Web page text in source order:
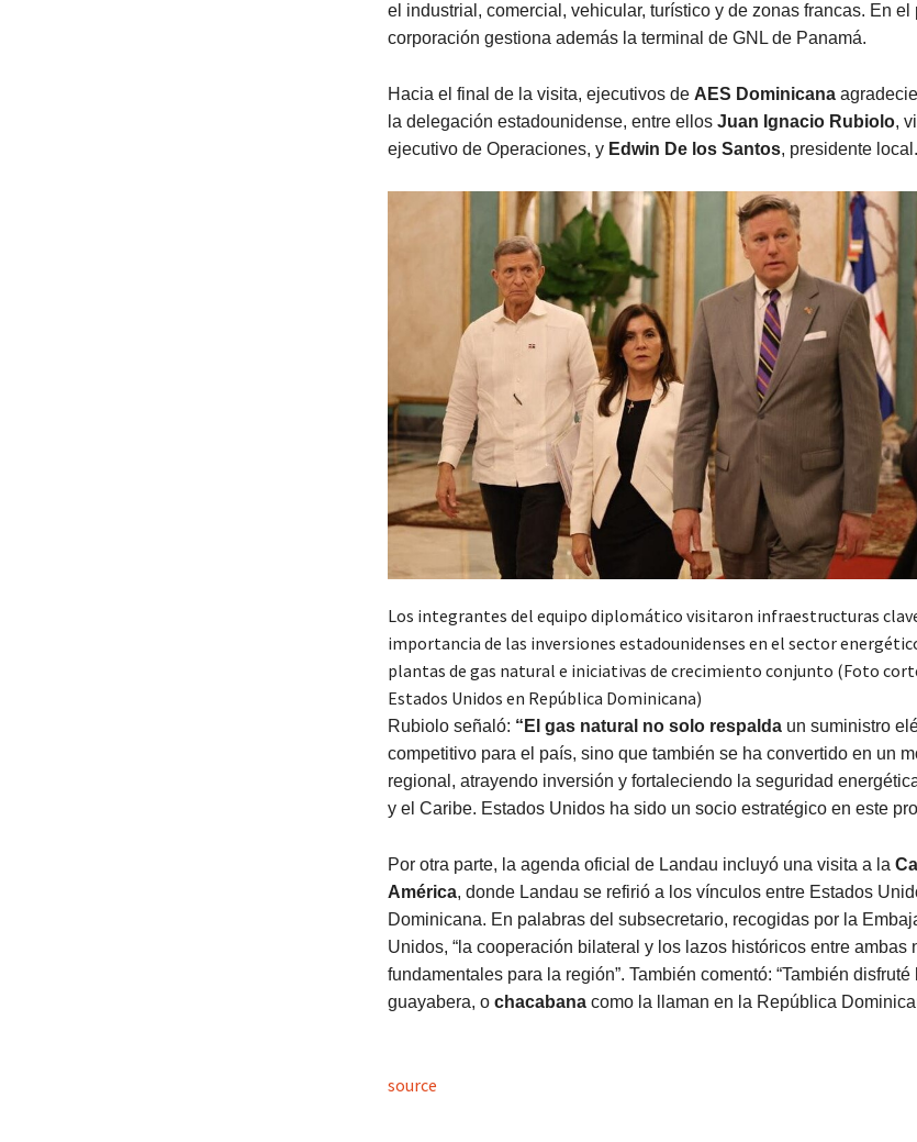
el industrial, comercial, vehicular, turístico y de zonas francas. En
corporación gestiona además la terminal de GNL de Panamá.
Hacia el final de la visita, ejecutivos de AES Dominicana
la delegación estadounidense, entre ellos Juan Ignacio Rubiolo,
ejecutivo de Operaciones, y Edwin De los Santos, presidente local.
Los integrantes del equipo diplomático visitaron infraestructuras
importancia de las inversiones estadounidenses en el sector
plantas de gas natural e iniciativas de crecimiento conjunto (Foto
Estados Unidos en República Dominicana)
Rubiolo señaló: “El gas natural no solo respaldaun suministro
competitivo para el país, sino que también se ha convertido en un
regional, atrayendo inversión y fortaleciendo la seguridad
y el Caribe. Estados Unidos ha sido un socio estratégico en este
Por otra parte, la agenda oficial de Landau incluyó una visita a la
América, donde Landau se refirió a los vínculos entre Estados
Dominicana. En palabras del subsecretario, recogidas por la
Unidos, “la cooperación bilateral y los lazos históricos entre ambas
fundamentales para la región”. También comentó: “También
guayabera, o chacabanacomo la llaman en la República
source